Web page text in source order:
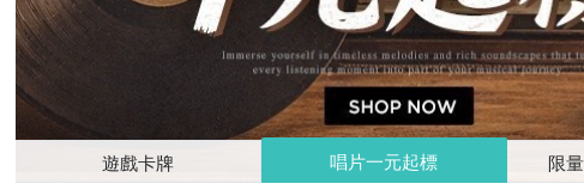
遊戲卡牌 唱片一元起標 限